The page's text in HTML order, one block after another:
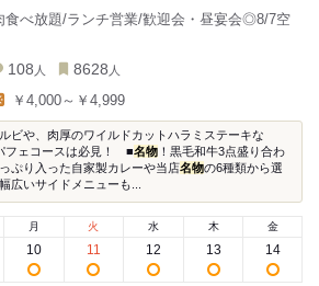
食べ放題/ランチ営業/歓迎会・昼宴会◎8/7空
108 人 8628 人
￥4,000～￥4,999
ビや、肉厚のワイルドカットハラミステーキな
フェコースは必見！ ■名物 ！黒毛和牛3点盛り合わ
ぷり入った自家製カレーや当店名物の6種類から選
広いサイドメニューも...
月
10
火
11
水
12
木
13
金
14